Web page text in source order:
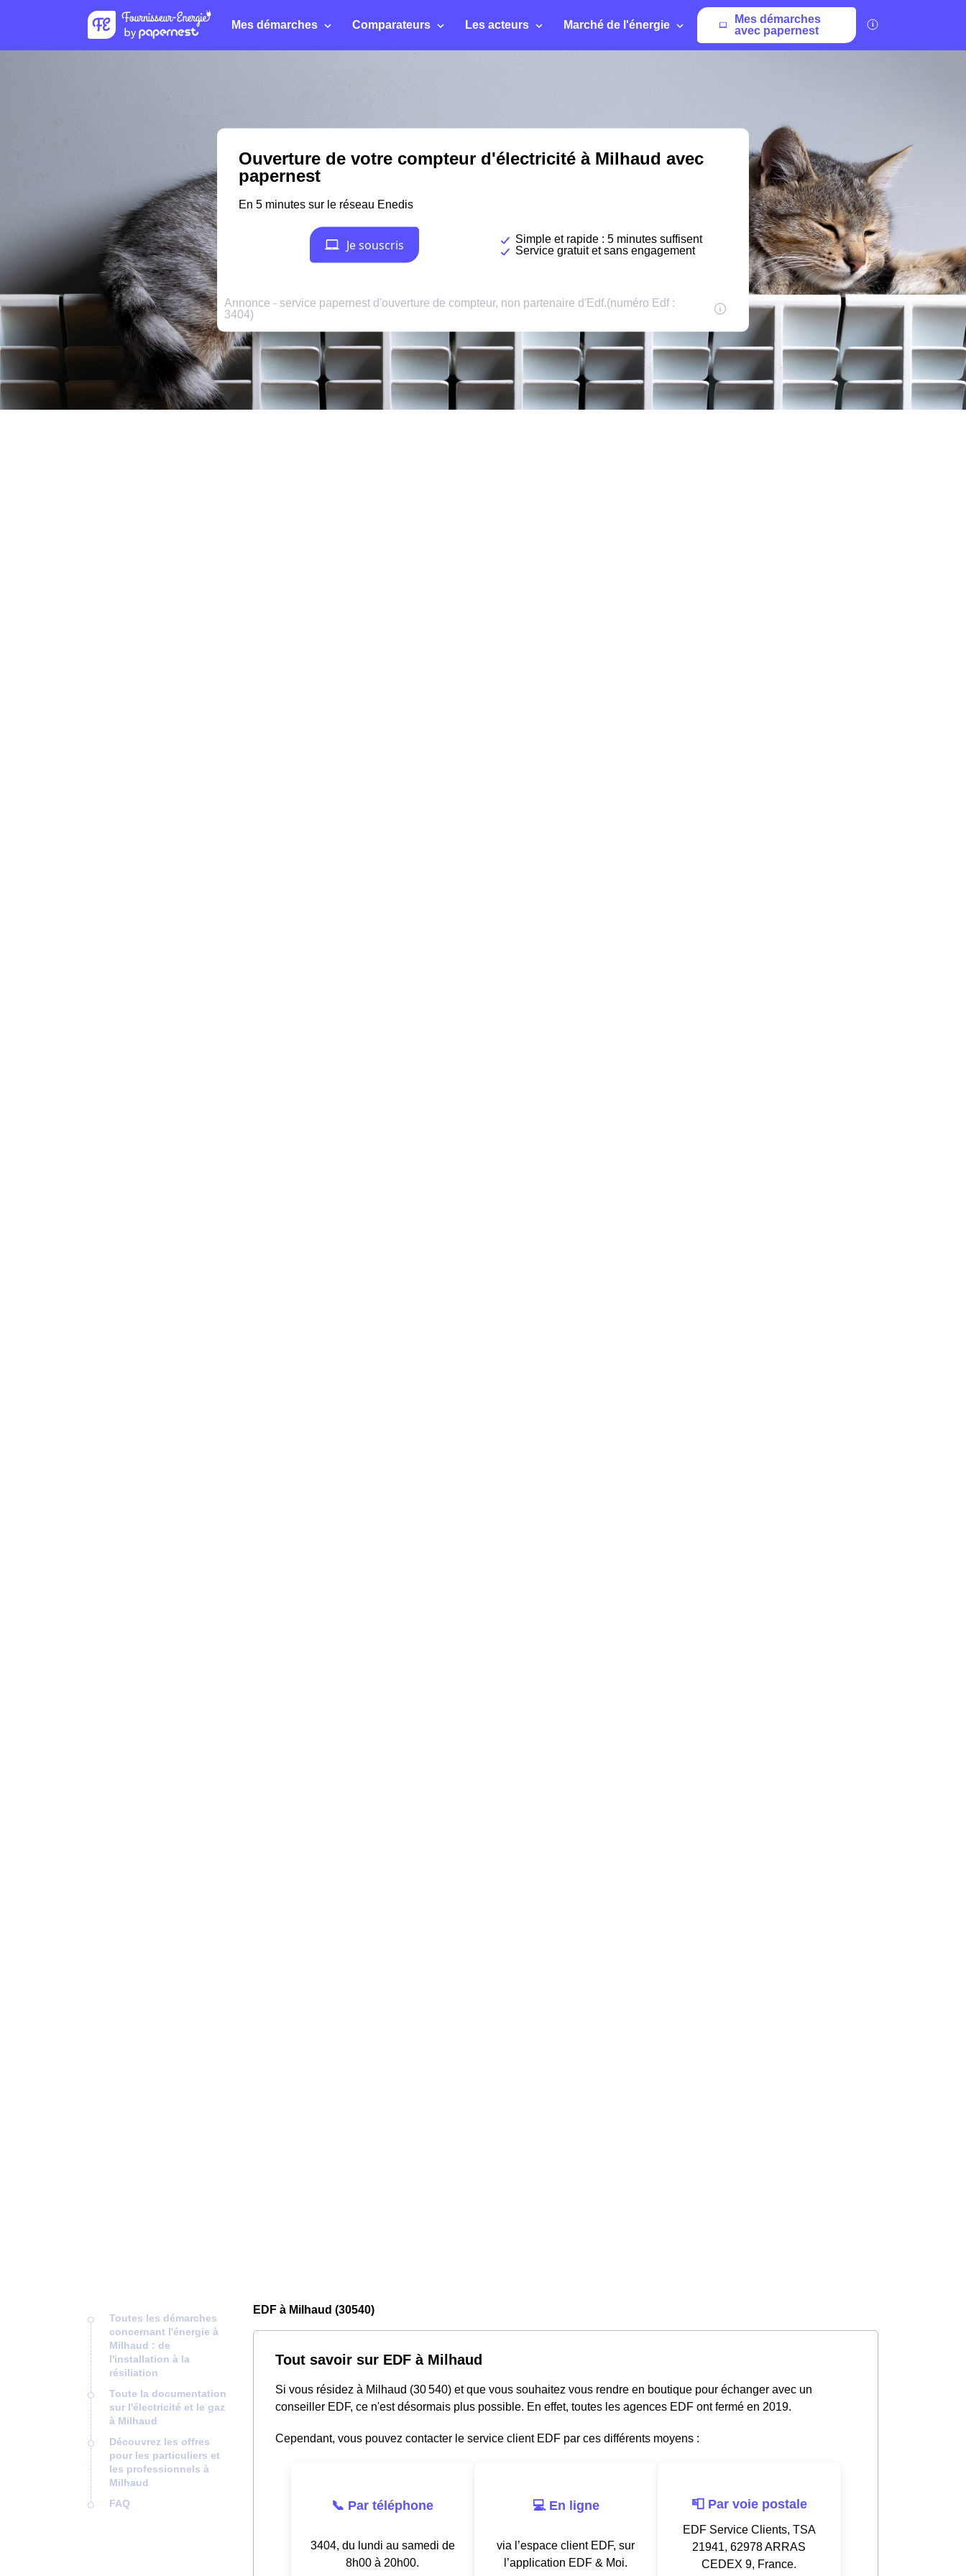
Mes démarches Comparateurs Les acteurs Marché de l'énergie
Mes démarches
avec papernest
Toutes les démarches
concernant l'énergie à
Milhaud : de
l'installation à la
résiliation
Toute la documentation
sur l'électricité et le gaz
à Milhaud
Découvrez les offres
pour les particuliers et
les professionnels à
Milhaud
FAQ
EDF à Milhaud (30540)
Tout savoir sur EDF à Milhaud
Si vous résidez à Milhaud (30 540) et que vous souhaitez vous rendre en boutique pour échanger avec un
conseiller EDF, ce n'est désormais plus possible. En effet, toutes les agences EDF ont fermé en 2019.
Cependant, vous pouvez contacter le service client EDF par ces différents moyens :
📞 Par téléphone
3404, du lundi au samedi de
8h00 à 20h00.
💻 En ligne
via l’espace client EDF, sur
l’application EDF & Moi.
📮 Par voie postale
EDF Service Clients, TSA
21941, 62978 ARRAS
CEDEX 9, France.